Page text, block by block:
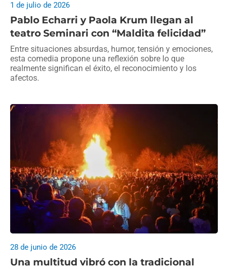
Pablo Echarri y Paola Krum llegan al
teatro Seminari con “Maldita felicidad”
1 de julio de 2026
Entre situaciones absurdas, humor, tensión y emociones,
esta comedia propone una reflexión sobre lo que
realmente significan el éxito, el reconocimiento y los
afectos.
Una multitud vibró con la tradicional
28 de junio de 2026